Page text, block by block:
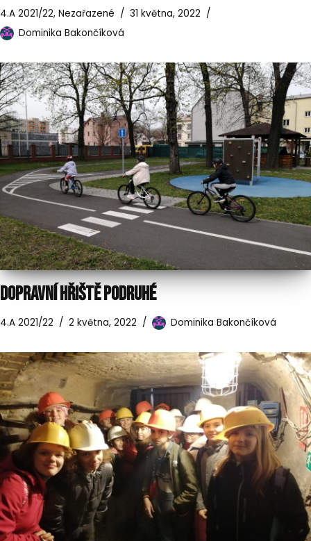
4.A 2021/22, Nezařazené
31 května, 2022
Dominika Bakončíková
DOPRAVNÍ HŘIŠTĚ PODRUHÉ
4.A 2021/22 2 května, 2022 Dominika Bakončíková